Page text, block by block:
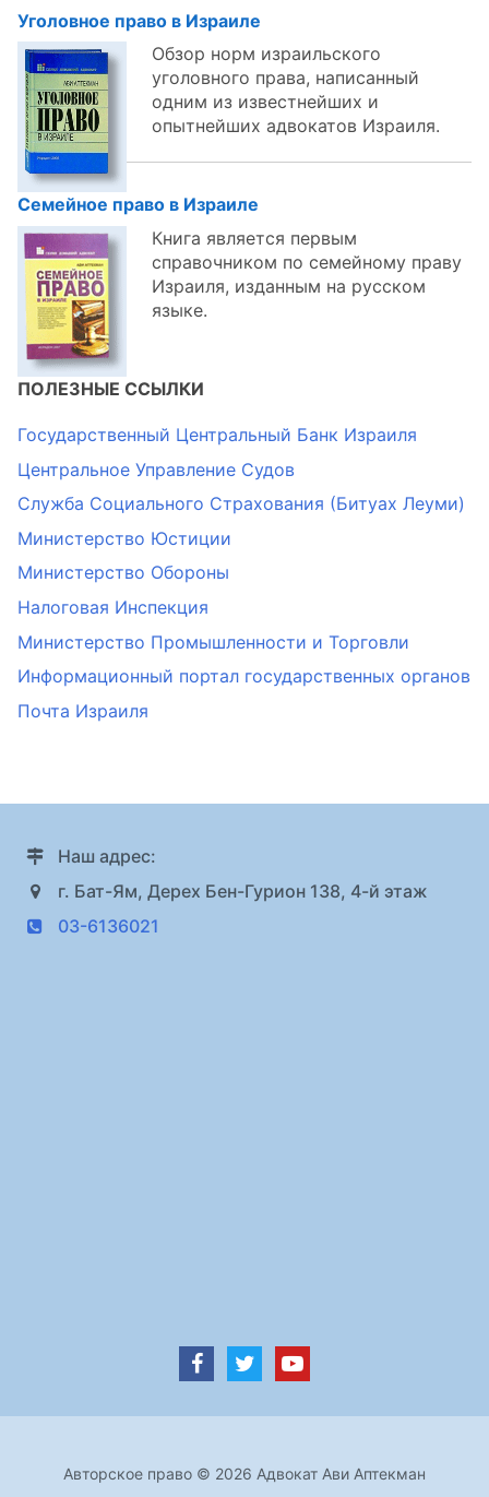
Уголовное право в Израиле
Обзор норм израильского
уголовного права, написанный
одним из известнейших и
опытнейших адвокатов Израиля.
Семейное право в Израиле
Книга является первым
справочником по семейному праву
Израиля, изданным на русском
языке.
ПОЛЕЗНЫЕ ССЫЛКИ
Государственный Центральный Банк Израиля
Центральное Управление Судов
Служба Социального Страхования (Битуах Леуми)
Министерство Юстиции
Министерство Обороны
Налоговая Инспекция
Министерство Промышленности и Торговли
Информационный портал государственных органов
Почта Израиля
Наш адрес:
г. Бат-Ям, Дерех Бен-Гурион 138, 4-й этаж
03-6136021
Авторское право © 2026 Адвокат Ави Аптекман